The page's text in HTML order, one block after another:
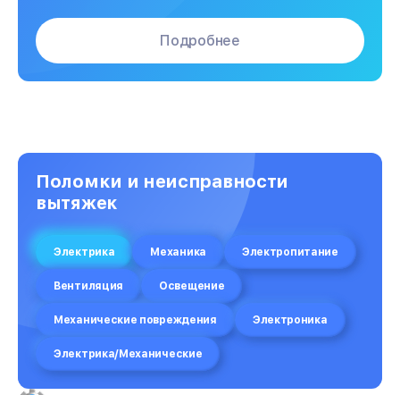
Подробнее
Поломки и неисправности
вытяжек
Электрика Механика Электропитание
Вентиляция Освещение
Механические повреждения Электроника
Электрика/Механические